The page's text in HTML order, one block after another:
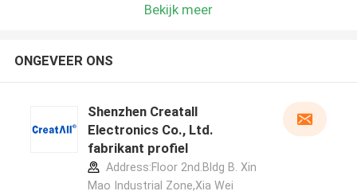
Bekijk meer
ONGEVEER ONS
Shenzhen Creatall
Electronics Co., Ltd.
fabrikant profiel
Address:Floor 2nd.Bldg B. Xin
Mao Industrial Zone,Xia Wei